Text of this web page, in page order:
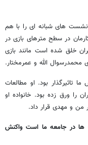
های شبانه ای را با هم
در سطح مترهای بازی در
خلق شده است مانند بازی
محمدرسوال الله و عمرمختار.
تاثیرگذار بود. او مطالعات
را ورق زده بود. خانواده او
من و مهدی قرار داد.
ها در جامعه ما است واکنش